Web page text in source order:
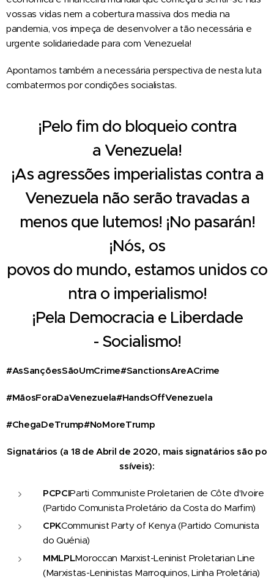
vossas vidas nem a cobertura massiva dos media na
pandemia, vos impeça de desenvolver a tão necessária e
urgente solidariedade para com Venezuela!
Apontamos também a necessária perspectiva de nesta luta
combatermos por condições socialistas.
¡Pelo fim do bloqueio contra
a Venezuela!
¡As agressões imperialistas contra a
Venezuela não serãotravadas a
menos que lutemos! ¡No pasarán!
¡Nós, os
povos do mundo, estamos unidos co
ntra o imperialismo!
¡Pela Democracia e Liberdade
- Socialismo!
#AsSançõesSãoUmCrime#SanctionsAreACrime
#MãosForaDaVenezuela#HandsOffVenezuela
#ChegaDeTrump#NoMoreTrump
Signatários (a 18 de Abril de 2020, maissignatáriossão po
ssíveis):
PCPCIParti Communiste Proletarien de Côte d'Ivoire
(Partido Comunista Proletário da Costa do Marfim)
CPKCommunist Party of Kenya (Partido Comunista
do Quénia)
MMLPLMoroccan Marxist-Leninist Proletarian Line
(Marxistas-Leninistas Marroquinos, Linha Proletária)